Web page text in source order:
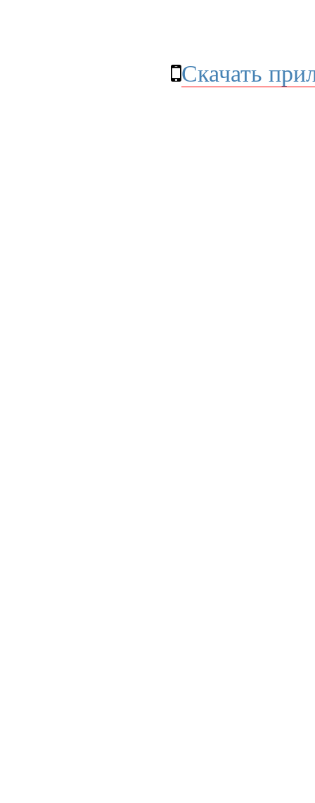
Скачать